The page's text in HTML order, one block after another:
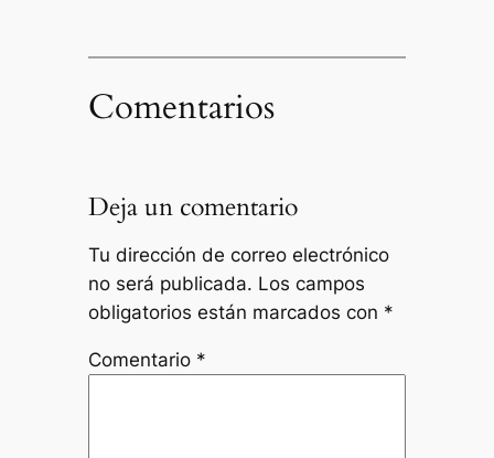
Comentarios
Deja un comentario
Tu dirección de correo electrónico
no será publicada. Los campos
obligatorios están marcados con *
Comentario *